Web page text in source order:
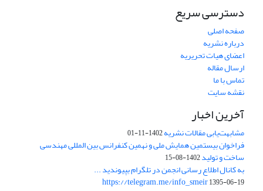
دسترسی سریع
صفحه اصلی
درباره نشریه
اعضای هیات تحریریه
ارسال مقاله
تماس با ما
نقشه سایت
آخرین اخبار
مشابهت‌یابی مقالات نشریه1402-11-01
فراخوان بیستمین همایش ملی و نهمین کنفرانس بین المللی مهندسی
ساخت و تولید1402-08-15
به کانال اطلاع رسانی انجمن در تلگرام بپیوندید ...
https://telegram.me/info_smeir1395-06-19